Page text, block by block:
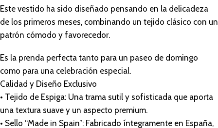
Este vestido ha sido diseñado pensando en la delicadeza
de los primeros meses, combinando un tejido clásico con un
patrón cómodo y favorecedor.
Es la prenda perfecta tanto para un paseo de domingo
como para una celebración especial.
Calidad y Diseño Exclusivo
• Tejido de Espiga: Una trama sutil y sofisticada que aporta
una textura suave y un aspecto premium.
• Sello “Made in Spain”: Fabricado íntegramente en España,